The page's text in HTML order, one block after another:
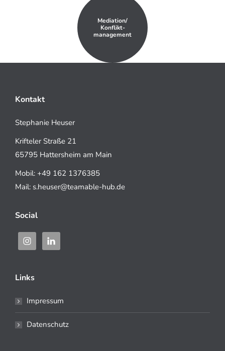
Mediation/
Konflikt-
management
Kontakt
Stephanie Heuser
Krifteler Straße 21
65795 Hattersheim am Main
Mobil: +49 162 1376385
Mail: s.heuser@teamable-hub.de
Social
Links
Impressum
Datenschutz